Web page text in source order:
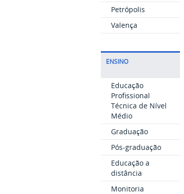
Petrópolis
Valença
ENSINO
Educação
Profissional
Técnica de Nível
Médio
Graduação
Pós-graduação
Educação a
distância
Monitoria